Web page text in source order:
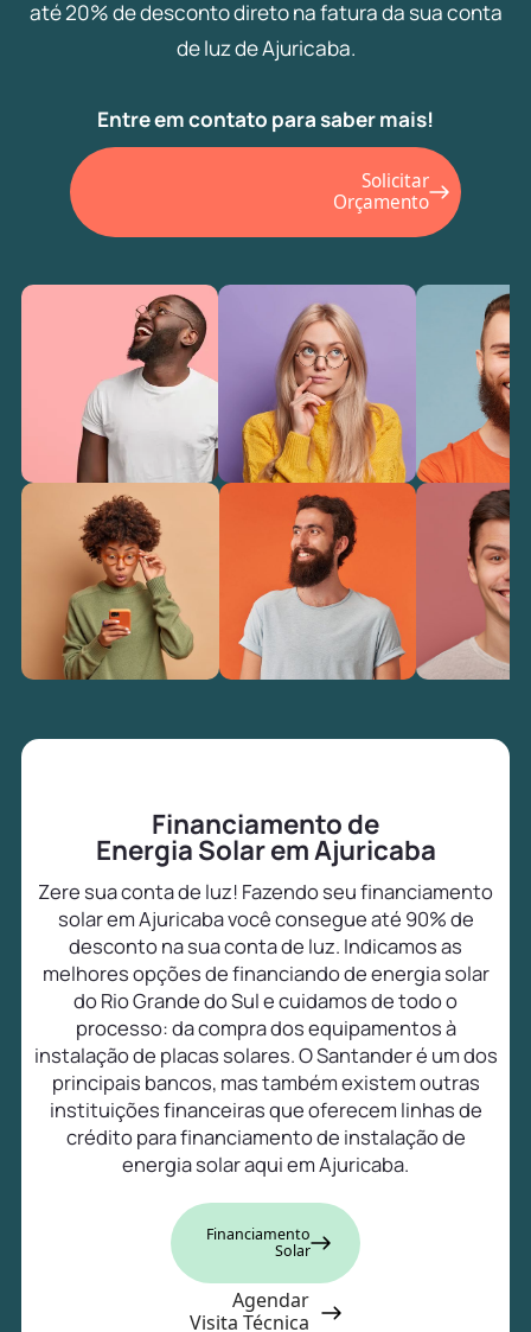
até 20% de desconto direto na fatura da sua conta
de luz de Ajuricaba.
Entre em contato para saber mais!
Solicitar
Orçamento
Financiamento de
Energia Solar em Ajuricaba
Zere sua conta de luz! Fazendo seu financiamento
solar em Ajuricaba você consegue até 90% de
desconto na sua conta de luz. Indicamos as
melhores opções de financiando de energia solar
do Rio Grande do Sul e cuidamos de todo o
processo: da compra dos equipamentos à
instalação de placas solares. O Santander é um dos
principais bancos, mas também existem outras
instituições financeiras que oferecem linhas de
crédito para financiamento de instalação de
energia solar aqui em Ajuricaba.
Financiamento
Solar
Agendar
Visita Técnica